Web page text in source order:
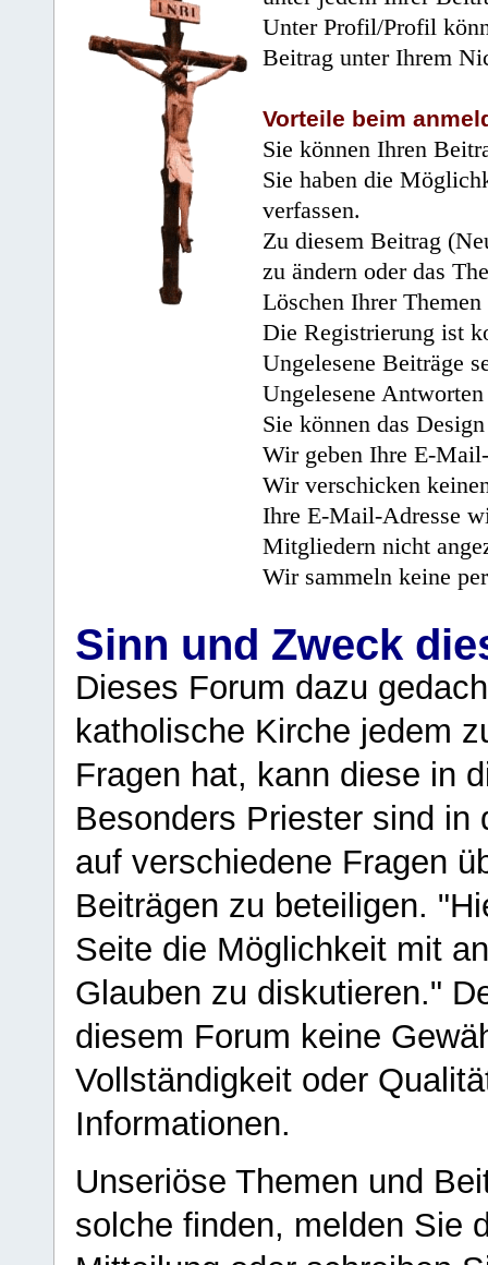
Unter Profil/Profil
Beitrag unter Ihrem
Vorteile beim
Sie können Ihren
Sie haben die
verfassen.
Zu diesem Beitrag
zu ändern oder das
Löschen Ihrer
Die Registrierung ist
Ungelesene Beiträge
Ungelesene
Sie können das
Wir geben Ihre E-
Wir verschicken
Ihre E-Mail-Adresse
Mitgliedern nicht
Wir sammeln keine
Sinn und Zweck
Dieses Forum dazu
katholische Kirche jedem
Fragen hat, kann diese in
Besonders Priester sind in
auf verschiedene Fragen
Beiträgen zu beteiligen.
Seite die Möglichkeit mit
Glauben zu diskutieren."
diesem Forum keine
Vollständigkeit oder
Informationen.
Unseriöse Themen und
solche finden, melden Sie